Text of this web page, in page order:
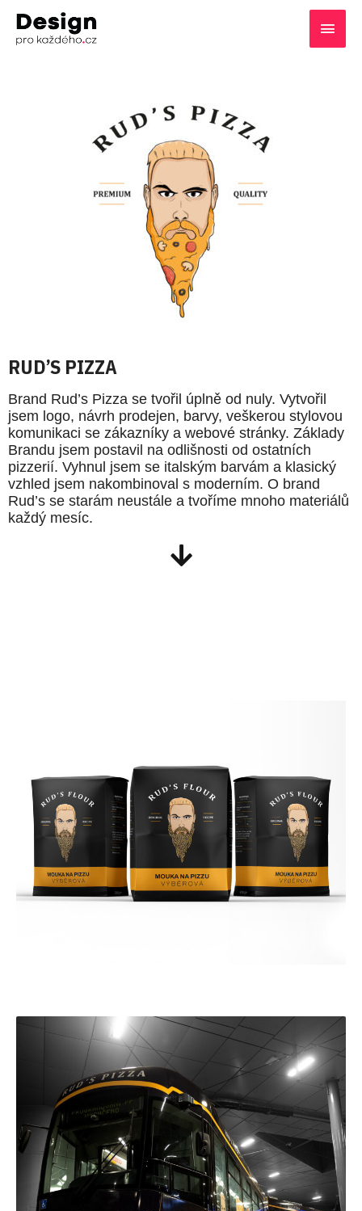
RUD’S PIZZA
Brand Rud’s Pizza se tvořil úplně od nuly. Vytvořil
jsem logo, návrh prodejen, barvy, veškerou stylovou
komunikaci se zákazníky a webové stránky. Základy
Brandu jsem postavil na odlišnosti od ostatních
pizzerií. Vyhnul jsem se italským barvám a klasický
vzhled jsem nakombinoval s moderním. O brand
Rud’s se starám neustále a tvoříme mnoho materiálů
každý mesíc.